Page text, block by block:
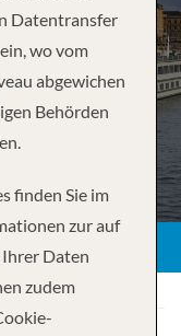
Datentransfer
wo vom
abgewichen
Behörden
finden Sie im
zur auf
Daten
zudem